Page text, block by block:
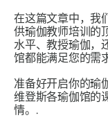
在这篇文章中，我
供瑜伽教师培训的
水平、教授瑜伽，
馆都能满足您的需
准备好开启你的瑜
维登斯各瑜伽馆的
情。.